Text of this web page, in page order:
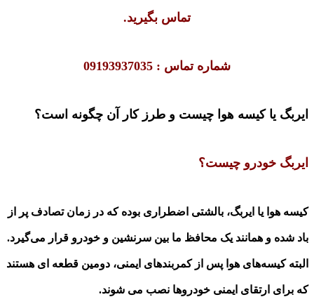
تماس بگیرید.
شماره تماس : 09193937035
ایربگ یا کیسه‌ هوا چیست و طرز کار آن چگونه است؟
ایربگ خودرو چیست؟
کیسه‌ هوا یا ایربگ، بالشتی اضطراری بوده که در زمان تصادف پر از
باد شده و همانند یک محافظ ما بین سرنشین و خودرو قرار می‌گیرد.
البته کیسه‌های هوا پس از کمربند‌های ایمنی، دومین قطعه ای هستند
که برای ارتقای ایمنی خودروها نصب می شوند.